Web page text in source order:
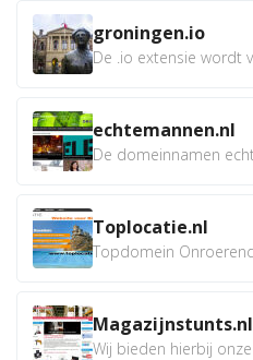
groningen.io
echtemannen.nl
Toplocatie.nl
Magazijnstunts.nl